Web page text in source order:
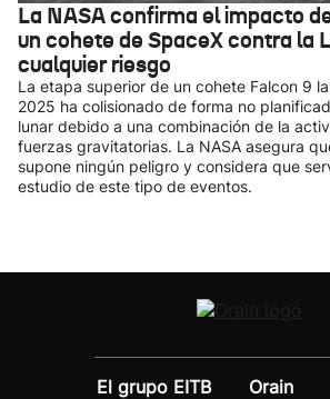
La NASA confirma el impacto
un cohete de SpaceX contra la
cualquier riesgo
La etapa superior de un cohete Falcon 9
2025 ha colisionado de forma no
lunar debido a una combinación de la
fuerzas gravitatorias. La NASA asegura
supone ningún peligro y considera que
estudio de este tipo de eventos.
El grupo EITB
Orain